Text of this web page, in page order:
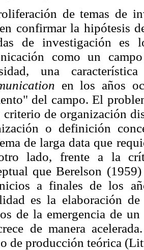
de temas de
confirmar la hipótesis
de investigación
como un
una
en los años
del campo. El
criterio de organización
o definición
de larga data que
lado, frente a la
que Berelson
a finales de los
es la elaboración
de la emergencia de
de manera
de producción teórica